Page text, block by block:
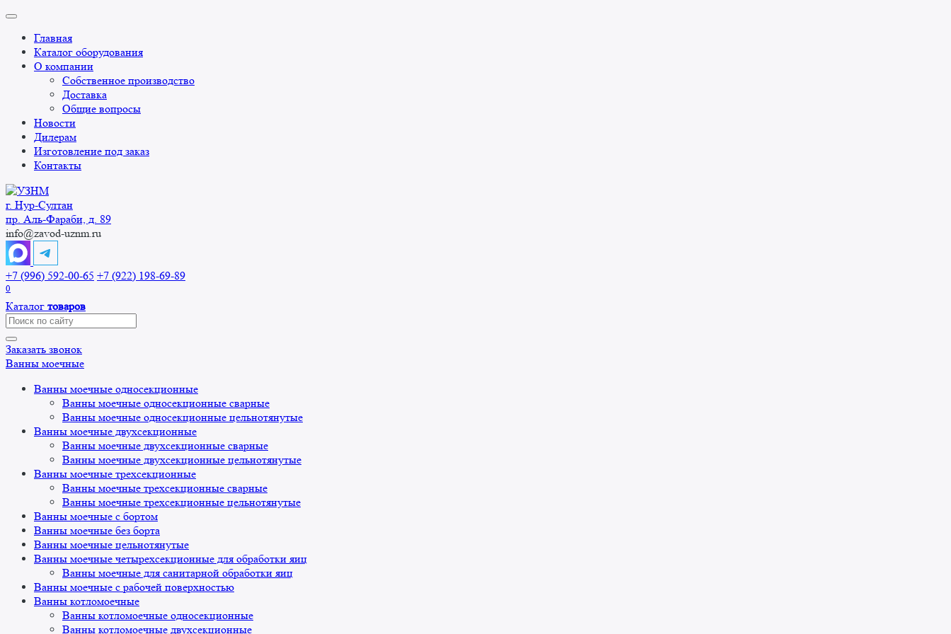
Перейти
содержанию
Главная
Каталог оборудования
О компании
Собственное производство
Доставка
Общие вопросы
Новости
Дилерам
Изготовление под заказ
Контакты
г. Нур-Cултан
пр. Аль-Фараби, д. 89
info@zavod-uznm.ru
+7 (996) 592-00-65 +7 (922) 198-69-89
0
Каталог товаров
Search
for:
Заказать звонок
Ванны моечные
Ванны моечные односекционные
Ванны моечные односекционные сварные
Ванны моечные односекционные цельнотянутые
Ванны моечные двухсекционные
Ванны моечные двухсекционные сварные
Ванны моечные двухсекционные цельнотянутые
Ванны моечные трехсекционные
Ванны моечные трехсекционные сварные
Ванны моечные трехсекционные цельнотянутые
Ванны моечные с бортом
Ванны моечные без борта
Ванны моечные цельнотянутые
Ванны моечные четырехсекционные для обработки яиц
Ванны моечные для санитарной обработки яиц
Ванны моечные с рабочей поверхностью
Ванны котломоечные
Ванны котломоечные односекционные
Ванны котломоечные двухсекционные